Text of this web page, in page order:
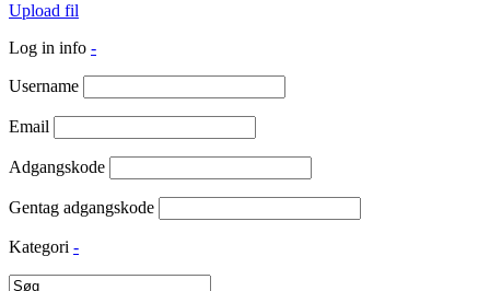
Upload fil
Log in info -
Username
Email
Adgangskode
Gentag adgangskode
Kategori -